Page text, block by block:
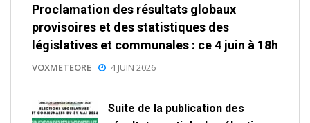
Proclamation des résultats globaux
provisoires et des statistiques des
législatives et communales : ce 4 juin à 18h
VOXMETEORE 4 JUIN 2026
Suite de la publication des